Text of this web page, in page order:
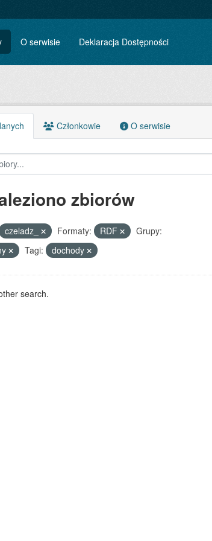
O serwisie Deklaracja Dostępności
Członkowie O serwisie
zbiorów
czeladz_ Formaty: RDF
Grupy:
Tagi: dochody
search.